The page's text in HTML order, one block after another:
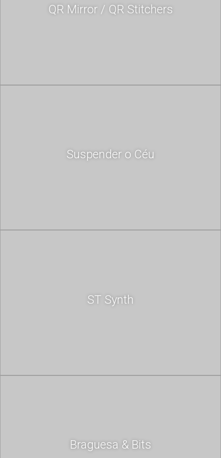
QR Mirror / QR Stitchers
Suspender o Céu
ST Synth
Braguesa & Bits